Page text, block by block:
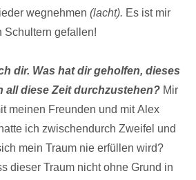
wegnehmen (lacht). Es ist mir
Schultern gefallen!
dir. Was hat dir geholfen, dieses
all diese Zeit durchzustehen? Mir
meinen Freunden und mit Alex
ich zwischendurch Zweifel und
mein Traum nie erfüllen wird?
dieser Traum nicht ohne Grund in